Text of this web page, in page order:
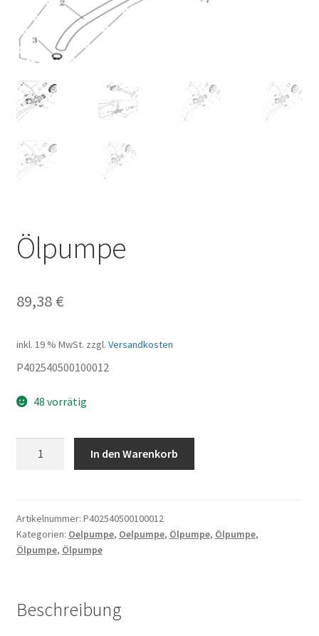
Ölpumpe
89,38 €
inkl. 19 % MwSt. zzgl. Versandkosten
P402540500100012
48 vorrätig
In den Warenkorb
Artikelnummer: P402540500100012
Kategorien: Oelpumpe, Oelpumpe, Ölpumpe, Ölpumpe,
Ölpumpe, Ölpumpe
Beschreibung